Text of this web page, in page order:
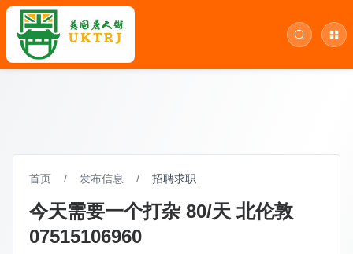
首页 / 发布信息 / 招聘求职
今天需要一个打杂 80/天 北伦敦
07515106960